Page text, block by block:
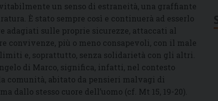
un senso di estraneità, una graffiante
È stato sempre così e continuerà ad esserlo
adagiati sulle proprie sicurezze, attaccati al
convivenze, più o meno consapevoli, con il male
e, soprattutto, senza solidarietà con gli altri.
di Marco, significa, infatti, nel contesto
comunità, abitato da pensieri malvagi di
dallo stesso cuore dell’uomo (cf. Mt 15, 19-20).